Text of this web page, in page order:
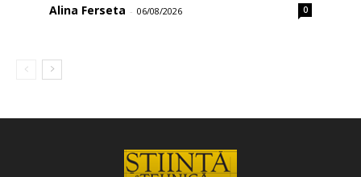
Alina Ferseta - 06/08/2026 0